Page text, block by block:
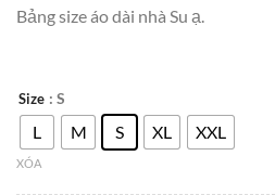
Bảng size áo dài nhà Su ạ.
Size : S
L M S XL XXL
XÓA